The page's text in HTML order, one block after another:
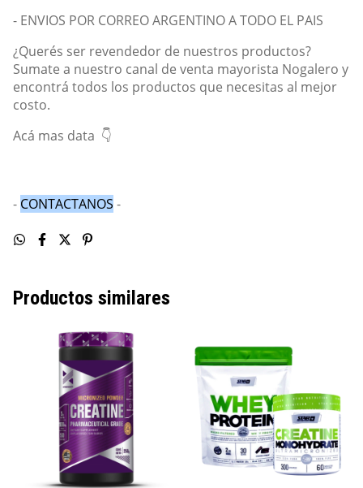
- ENVIOS POR CORREO ARGENTINO A TODO EL PAIS
¿Querés ser revendedor de nuestros productos?
Sumate a nuestro canal de venta mayorista Nogalero y
encontrá todos los productos que necesitas al mejor
costo.
Acá mas data 👇
- CONTACTANOS -
Productos similares